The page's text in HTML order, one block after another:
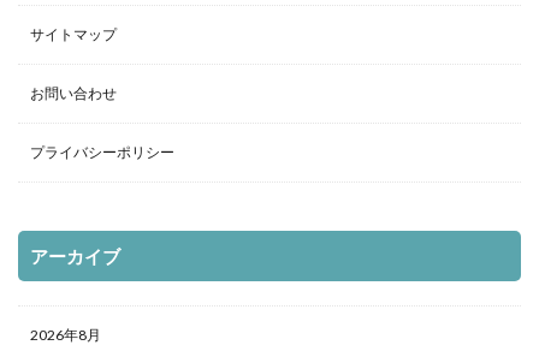
サイトマップ
お問い合わせ
プライバシーポリシー
アーカイブ
2026年8月